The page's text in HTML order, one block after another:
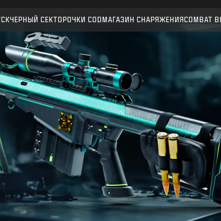
ЧЕРНЫЙ СЕКТОРОЧКИ CОD МАГАЗИН СНАРЯЖЕНИЯ COMBAT
ПОДТВЕРДИТЬ
ПОДТВЕРДИТЬ ПОКУПКУ
ОТМЕНА
Activision может в любое время обновлять, заменять
и удалять игровые материалы.